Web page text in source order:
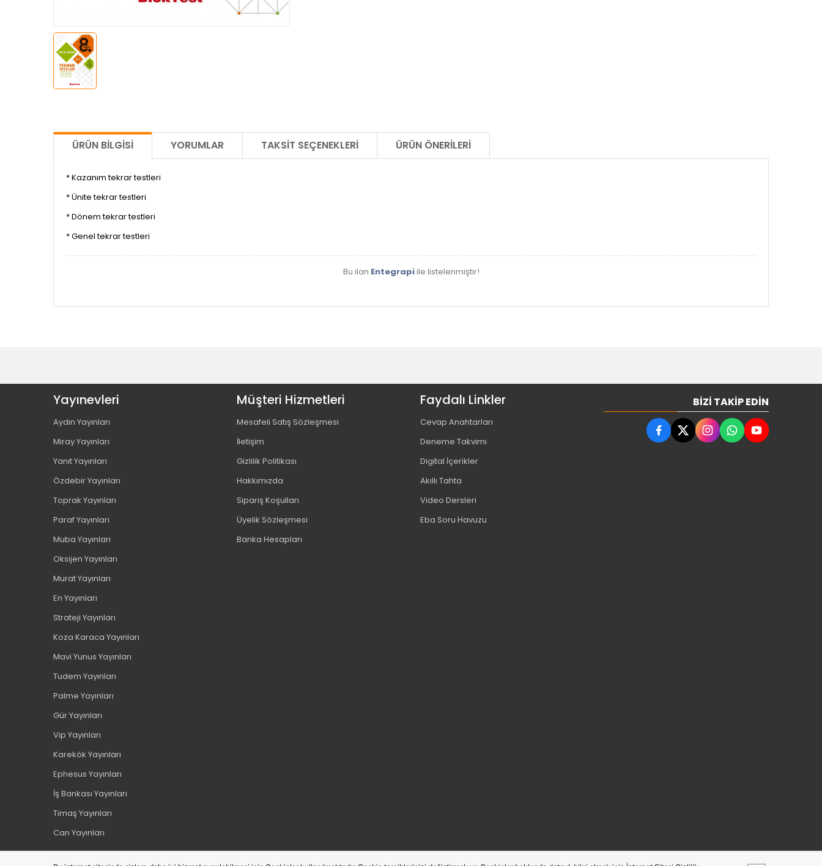
ÜRÜN BILGISI YORUMLAR TAKSIT SEÇENEKLERI ÜRÜN ÖNERILERI
* Kazanım tekrar testleri
* Ünite tekrar testleri
* Dönem tekrar testleri
* Genel tekrar testleri
Bu ilan Entegrapiile listelenmiştir!
Yayınevleri
Aydın Yayınları
Miray Yayınları
Yanıt Yayınları
Özdebir Yayınları
Toprak Yayınları
Paraf Yayınları
Muba Yayınları
Oksijen Yayınları
Murat Yayınları
En Yayınları
Strateji Yayınları
Koza Karaca Yayınları
Mavi Yunus Yayınları
Tudem Yayınları
Palme Yayınları
Gür Yayınları
Vip Yayınları
Karekök Yayınları
Ephesus Yayınları
İş Bankası Yayınları
Timaş Yayınları
Can Yayınları
Müşteri Hizmetleri
Mesafeli Satış Sözleşmesi
İletişim
Gizlilik Politikası
Hakkımızda
Sipariş Koşulları
Üyelik Sözleşmesi
Banka Hesapları
Faydalı Linkler
Cevap Anahtarları
Deneme Takvimi
Digital İçerikler
Akıllı Tahta
Video Dersleri
Eba Soru Havuzu
BIZI TAKIP EDIN